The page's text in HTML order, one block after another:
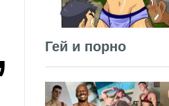
Гей и порно